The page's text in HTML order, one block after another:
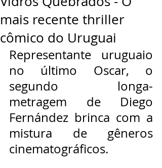
mais recente thriller
cômico do Uruguai
Representante uruguaio
no último Oscar, o
segundo longa-
metragem de Diego
Fernández brinca com a
mistura de gêneros
cinematográficos.